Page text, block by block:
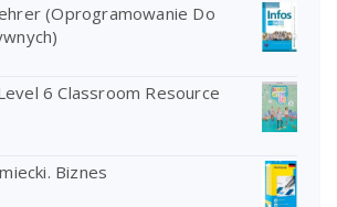
(Oprogramowanie Do
6 Classroom Resource
Biznes